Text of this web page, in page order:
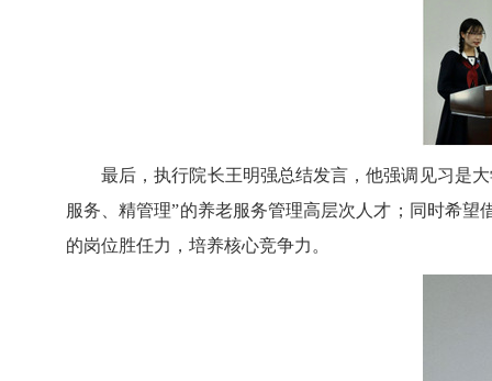
最后，执行院长王明强总结发言，他强调见习是
服务、精管理”的养老服务管理高层次人才；同时希
的岗位胜任力，培养核心竞争力。